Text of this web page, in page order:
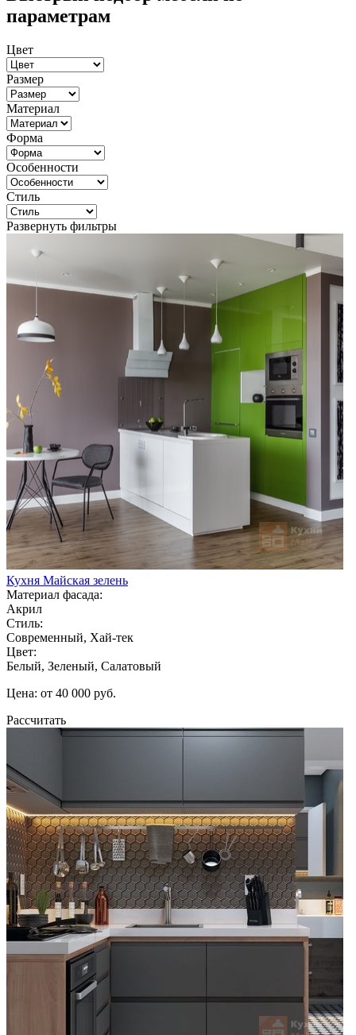
параметрам
Цвет
Размер
Материал
Форма
Особенности
Стиль
Развернуть фильтры
Кухня Майская зелень
Материал фасада:
Акрил
Стиль:
Современный, Хай-тек
Цвет:
Белый, Зеленый, Салатовый
Цена: от 40 000 руб.
Рассчитать